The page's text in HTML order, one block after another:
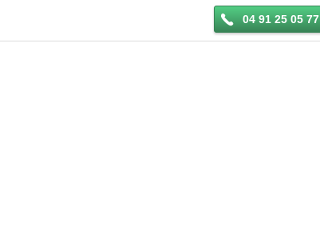
04 91 25 05 77